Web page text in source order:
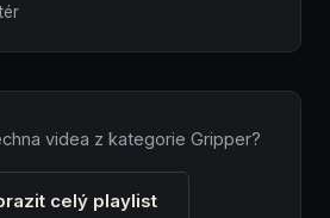
videa z kategorie Gripper?
celý playlist